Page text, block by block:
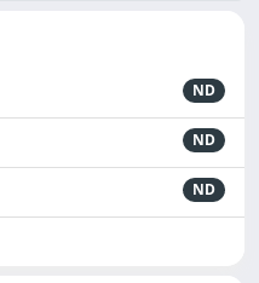
ND
ND
ND